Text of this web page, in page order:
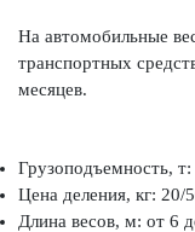
На автомобильные
транспортных
месяцев.
Грузоподъемность,
Цена деления, кг: 20/
Длина весов, м: от 6